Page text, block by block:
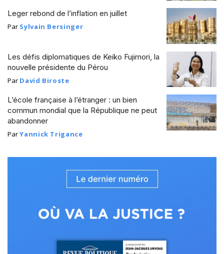
Leger rebond de l’inflation en juillet
Par Sylvain Bersinger
Les défis diplomatiques de Keiko Fujimori, la
nouvelle présidente du Pérou
Par David Biroste
L’école française à l’étranger : un bien
commun mondial que la République ne peut
abandonner
ParYannick Trigance